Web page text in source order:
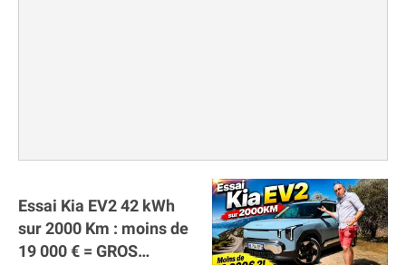
Essai Kia EV2 42 kWh
sur 2000 Km : moins de
19 000 € = GROS